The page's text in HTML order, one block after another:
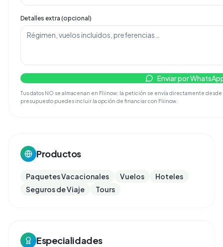
Detalles extra (opcional)
Enviar por
Tus datos NO se almacenan en Fliinow: la petición se envía directamente
presupuesto puedes incluir la opción de financiar con Fliinow.
Productos
Paquetes Vacacionales Vuelos
Hoteles
Seguros de Viaje
Tours
Especialidades